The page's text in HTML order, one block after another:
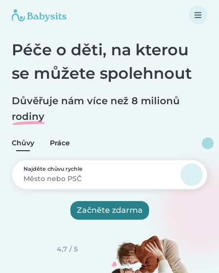
Péče o děti, na kterou
se můžete spolehnout
Důvěřuje nám více než 8 milionů
rodiny
Chůvy Práce
Najděte chůvu rychle
Začněte zdarma
4,7 / 5